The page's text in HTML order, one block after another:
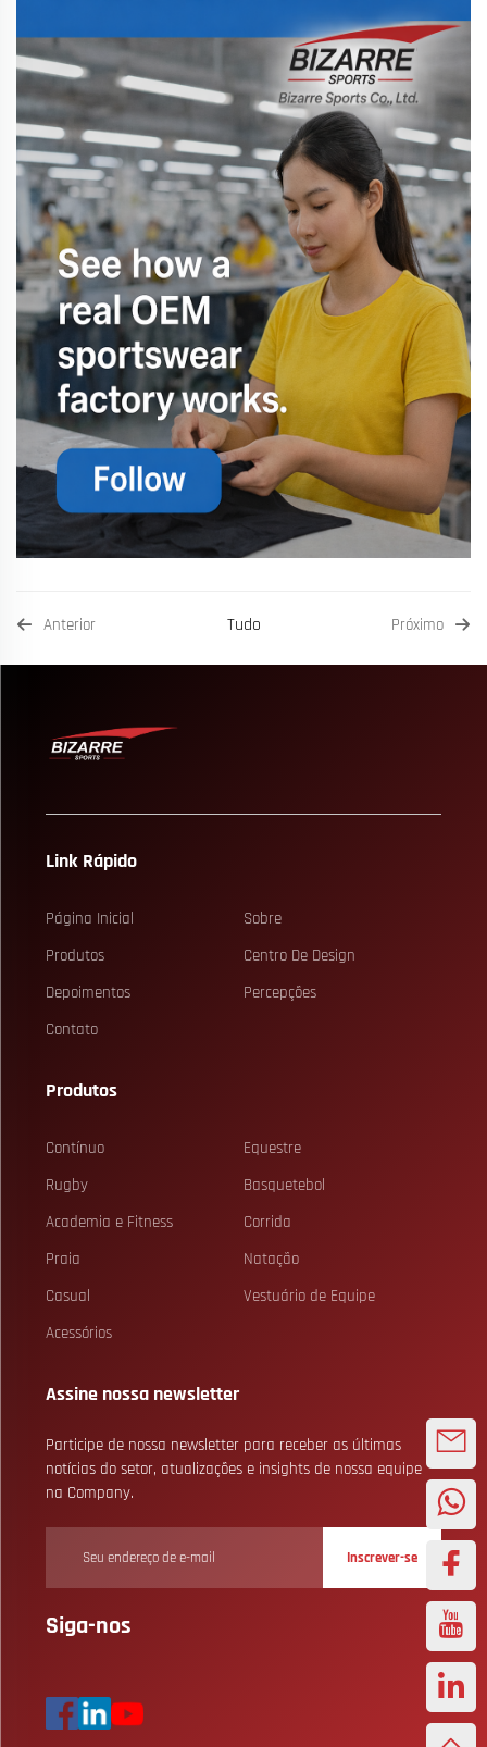
Anterior Tudo Próximo
Link Rápido
Página Inicial
Sobre
Produtos
Centro De Design
Depoimentos
Percepções
Contato
Produtos
Contínuo
Equestre
Rugby
Basquetebol
Academia e Fitness
Corrida
Praia
Natação
Casual
Vestuário de Equipe
Acessórios
Assine nossa newsletter
Participe de nossa newsletter para receber as últimas
notícias do setor, atualizações e insights de nossa equipe
na Company.
Inscrever-se
Siga-nos